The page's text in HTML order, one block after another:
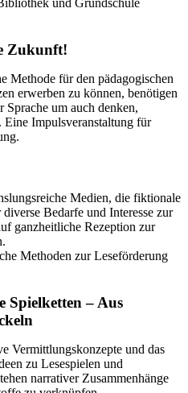
und Grundschule
Zukunft!
Methode für den pädagogischen
erwerben zu können, benötigen
Sprache um auch denken,
Eine Impulsveranstaltung für
Medien, die fiktionale
Bedarfe und Interesse zur
ganzheitliche Rezeption zur
Methoden zur Leseförderung
Spielketten – Aus
Vermittlungskonzepte und das
zu Lesespielen und
narrativer Zusammenhänge